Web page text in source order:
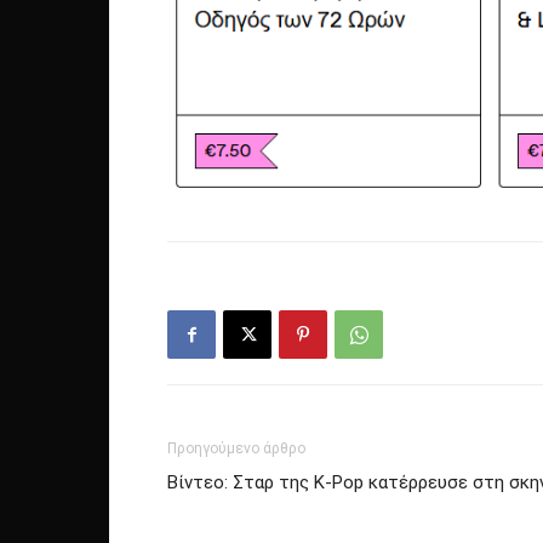
Προηγούμενο άρθρο
Βίντεο: Σταρ της K-Pop κατέρρευσε στη